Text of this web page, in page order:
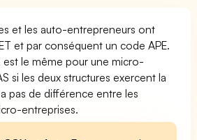
et les auto-entrepreneurs ont
et par conséquent un code APE.
est le même pour une micro-
si les deux structures exercent la
pas de différence entre les
entreprises.